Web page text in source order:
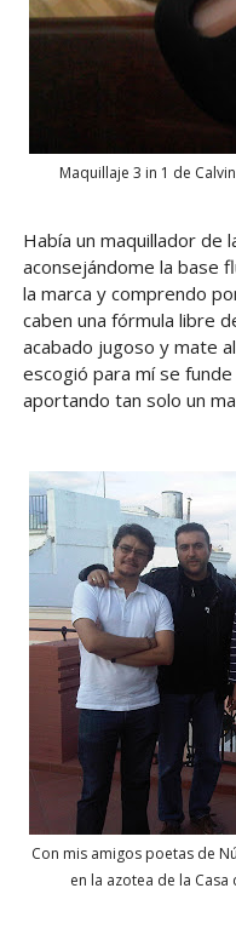
Maquillaje 3 in 1 de
Había un maquillador de
aconsejándome la base
la marca y comprendo
caben una fórmula libre
acabado jugoso y mate
escogió para mí se
aportando tan solo un
Con mis amigos poetas de
en la azotea de la